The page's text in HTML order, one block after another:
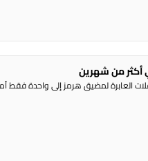
أكثر من شهرين
العابرة لمضيق هرمز إلى واحدة فقط